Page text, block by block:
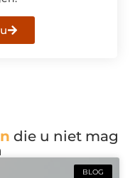
die u niet mag
BLOG